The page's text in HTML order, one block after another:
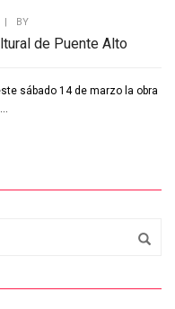
| BY
de Puente Alto
sábado 14 de marzo la obra